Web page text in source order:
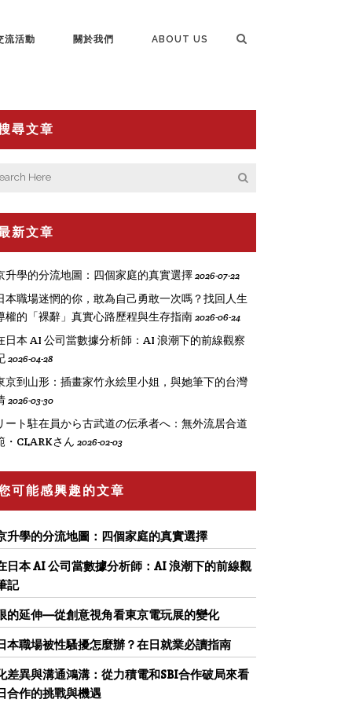
流活動 關於我們 ABOUT US
尋文章
新文章
升學的分流地圖：四個家庭的真實選擇 2026-07-22
本職場迷惘的你，敢為自己勇敢一次嗎？找回人生
權的「裸辭」真實心路歷程與生存指南 2026-06-24
日本 AI 公司當數據分析師：AI 浪潮下的前線觀察
2026-04-28
京到山形：插畫家竹永絵里小姐，與她筆下的台灣
2026-03-30
ート駐在員から古武道の伝承者へ：無外流居合道
・CLARKさん 2026-02-03
可能感興趣的文章
升學的分流地圖：四個家庭的真實選擇
日本 AI 公司當數據分析師：AI 浪潮下的前線觀
記
的延伸—從創意視角看東京電玩展的變化
本職場被性騷擾怎麼辦？在日就業必讀指南
差異與溝通鴻溝：從力積電和SBI合作破局來看
合作的挑戰與機遇